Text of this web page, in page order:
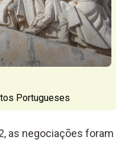
Portugueses
as negociações foram